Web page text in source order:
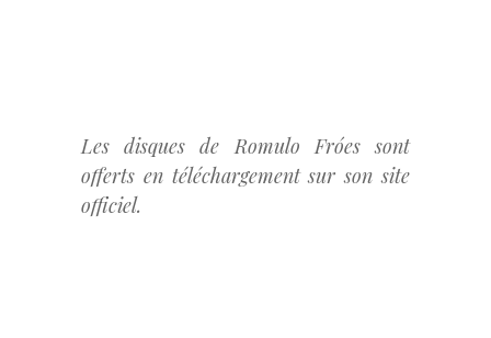
Les disques de Romulo Fróes sont
offerts en téléchargement sur son site
officiel.